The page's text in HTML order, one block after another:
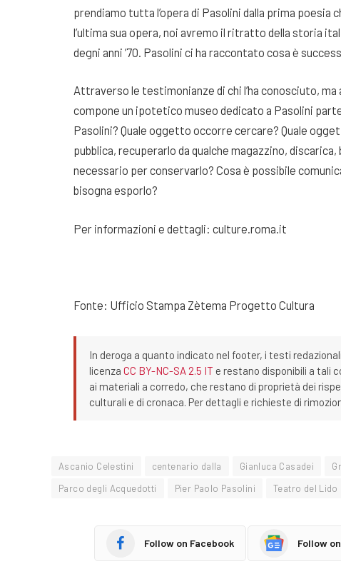
prendiamo tutta l’opera di Pasolini dalla prima poesia
l’ultima sua opera, noi avremo il ritratto della storia
degni anni ’70. Pasolini ci ha raccontato cosa è
Attraverso le testimonianze di chi l’ha conosciuto, ma
compone un ipotetico museo dedicato a Pasolini
Pasolini? Quale oggetto occorre cercare? Quale
pubblica, recuperarlo da qualche magazzino,
necessario per conservarlo? Cosa è possibile
bisogna esporlo?
Per informazioni e dettagli: culture.roma.it
Fonte: Ufficio Stampa Zètema Progetto Cultura
In deroga a quanto indicato nel footer, i testi
licenza CC BY-NC-SA 2.5 IT e restano disponibili a tali
ai materiali a corredo, che restano di proprietà dei
culturali e di cronaca. Per dettagli e richieste di
Ascanio Celestini centenario dalla Gianluca Casadei
Parco degli Acquedotti
Pier Paolo Pasolini Teatro del Lido
Follow on Facebook Follow